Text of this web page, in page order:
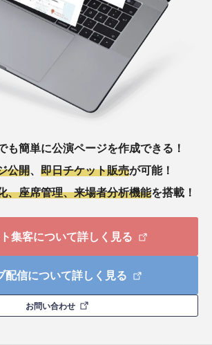
も簡単に公演ページを作成できる！
公開、 即日チケット販売が可能！
、座席管理、来場者分析機能を搭載！
集客について詳しく見る
配信について詳しく見る
お問い合わせ